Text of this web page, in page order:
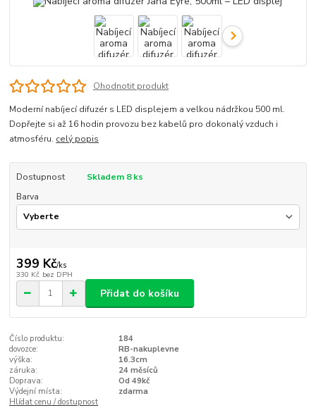
Ohodnotit produkt
Moderní nabíjecí difuzér s LED displejem a velkou nádržkou 500 ml.
Dopřejte si až 16 hodin provozu bez kabelů pro dokonalý vzduch i
atmosféru. celý popis
Dostupnost
Skladem 8 ks
Barva
399 Kč/ks
330 Kč bez DPH
Přidat do košíku
Číslo produktu:
184
dovozce:
RB-nakuplevne
výška:
16.3cm
záruka:
24 měsíců
Doprava:
Od 49kč
Výdejní místa:
zdarma
Hlídat cenu / dostupnost